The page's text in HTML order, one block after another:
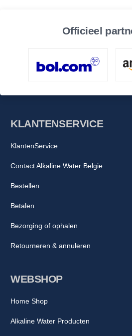
Officieel
WEBSHOP
Home Shop
Alkaline Water Producten
KLANTENSERVICE
KlantenService
Contact Alkaline Water Belgie
Bestellen
Betalen
Bezorging of ophalen
Retourneren & annuleren